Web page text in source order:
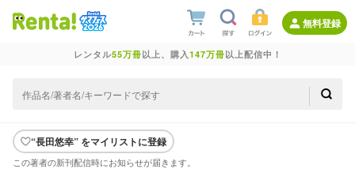
無料登録
レンタル55万冊以上、購入147万冊以上配信中！
“長田悠幸” をマイリストに登録
この著者の新刊配信時にお知らせが届きます。